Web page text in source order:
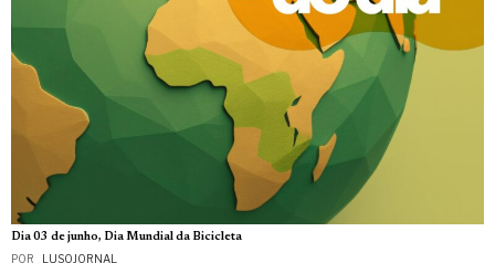
Dia 03 de junho, Dia Mundial da Bicicleta
POR _LUSOJORNAL